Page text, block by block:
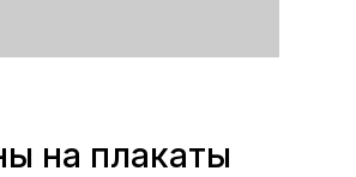
на плакаты